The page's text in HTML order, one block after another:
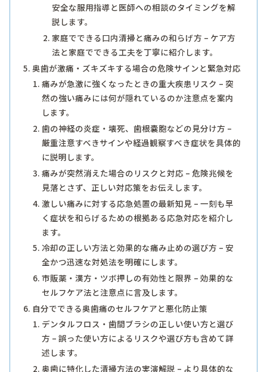
安全な服用指導と医師への相談のタイミングを解
説します。
家庭でできる口内清掃と痛みの和らげ方 – ケア方
法と家庭でできる工夫を丁寧に紹介します。
奥歯が激痛・ズキズキする場合の危険サインと緊急対応
痛みが急激に強くなったときの重大疾患リスク – 突
然の強い痛みには何が隠れているのか注意点を案内
します。
歯の神経の炎症・壊死、歯根嚢胞などの見分け方 –
厳重注意すべきサインや経過観察すべき症状を具体的
に説明します。
痛みが突然消えた場合のリスクと対応 – 危険兆候を
見落とさず、正しい対応策をお伝えします。
激しい痛みに対する応急処置の最新知見 – 一刻も早
く症状を和らげるための根拠ある応急対応を紹介し
ます。
冷却の正しい方法と効果的な痛み止めの選び方 – 安
全かつ迅速な対処法を明確にします。
市販薬・漢方・ツボ押しの有効性と限界 – 効果的な
セルフケア法と注意点に言及します。
自分でできる奥歯痛のセルフケアと悪化防止策
デンタルフロス・歯間ブラシの正しい使い方と選び
方 – 誤った使い方によるリスクや選び方も含めて詳
述します。
奥歯に特化した清掃方法の実演解説 – より具体的な